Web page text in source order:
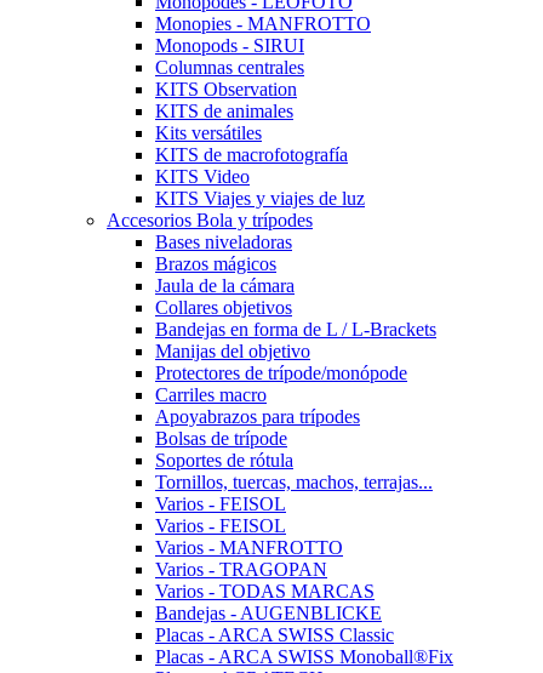
Monopies - MANFROTTO
Monopods - SIRUI
Columnas centrales
KITS Observation
KITS de animales
Kits versátiles
KITS de macrofotografía
KITS Video
KITS Viajes y viajes de luz
Accesorios Bola y trípodes
Bases niveladoras
Brazos mágicos
Jaula de la cámara
Collares objetivos
Bandejas en forma de L / L-Brackets
Manijas del objetivo
Protectores de trípode/monópode
Carriles macro
Apoyabrazos para trípodes
Bolsas de trípode
Soportes de rótula
Tornillos, tuercas, machos, terrajas...
Varios - FEISOL
Varios - FEISOL
Varios - MANFROTTO
Varios - TRAGOPAN
Varios - TODAS MARCAS
Bandejas - AUGENBLICKE
Placas - ARCA SWISS Classic
Placas - ARCA SWISS Monoball®Fix